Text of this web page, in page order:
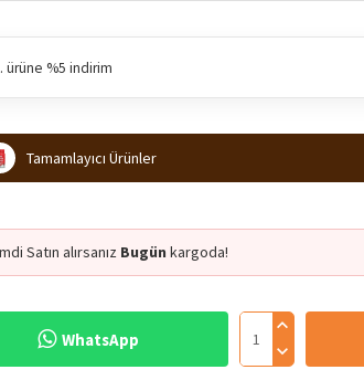
ürüne %5 indirim
Tamamlayıcı Ürünler
Satın alırsanız Bugün kargoda!
WhatsApp